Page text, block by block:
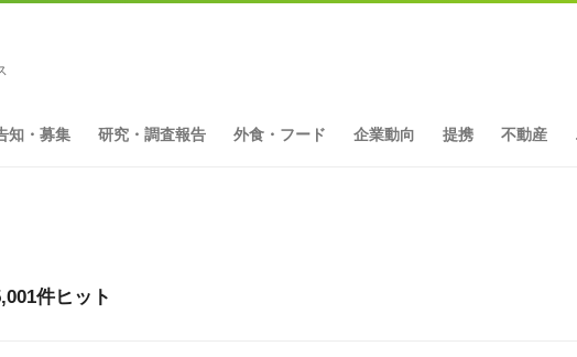
知・募集 研究・調査報告 外食・フード 企業動向 提携 不動産
件ヒット